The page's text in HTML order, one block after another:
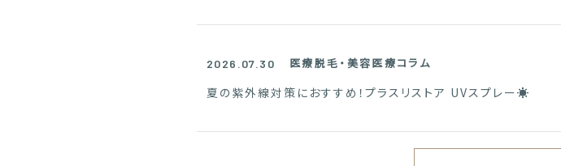
2026.07.30 医療脱毛・美容医療コラム
夏の紫外線対策におすすめ！プラスリストア UVスプレー☀️